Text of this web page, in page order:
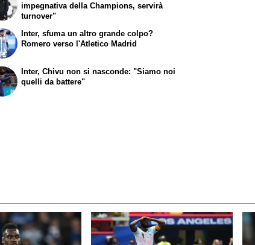
impegnativa della Champions, servirà
turnover"
Inter, sfuma un altro grande colpo?
Romero verso l'Atletico Madrid
Inter, Chivu non si nasconde: "Siamo noi
quelli da battere"